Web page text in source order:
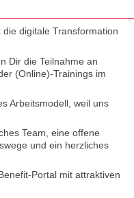
digitale Transformation
Dir die Teilnahme an
(Online)-Trainings im
Arbeitsmodell, weil uns
Team, eine offene
und ein herzliches
Portal mit attraktiven